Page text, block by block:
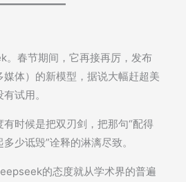
春节期间，它再接再厉，发布
体）的新模型，据说大幅赶超美
试用。
时候是把双刃剑，把那句“配得
少诋毁”诠释的淋漓尽致。
的态度就从学术界的普遍